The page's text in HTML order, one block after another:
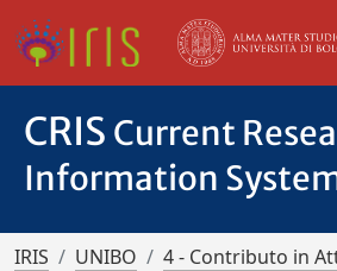
CRIS Current
Information
IRIS UNIBO
4 - Contributo in